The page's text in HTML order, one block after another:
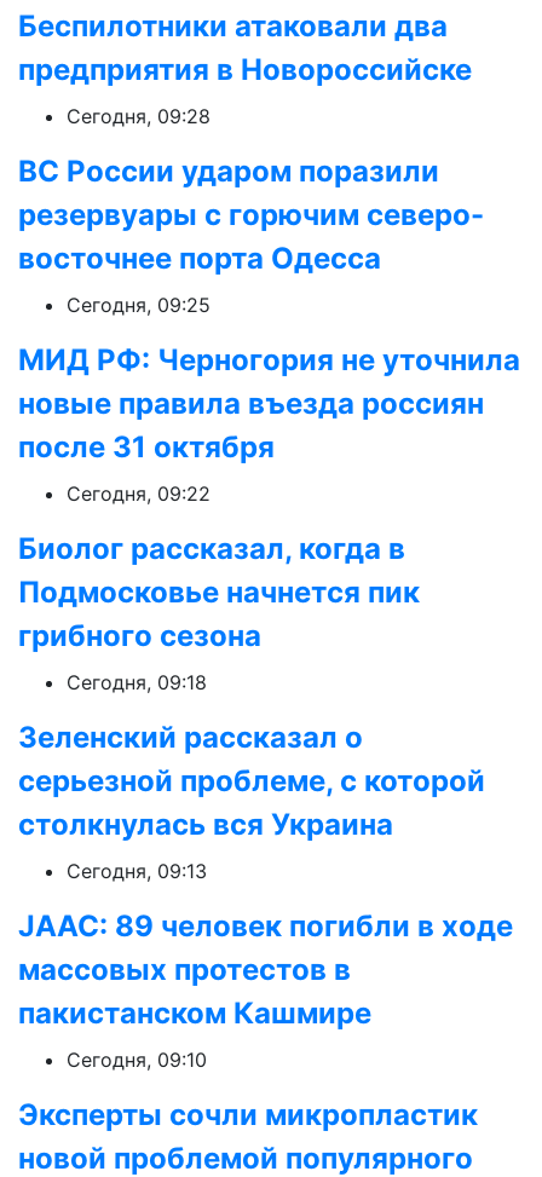
Беспилотники атаковали два
предприятия в Новороссийске
Сегодня, 09:28
ВС России ударом поразили
резервуары с горючим северо-
восточнее порта Одесса
Сегодня, 09:25
МИД РФ: Черногория не уточнила
новые правила въезда россиян
после 31 октября
Сегодня, 09:22
Биолог рассказал, когда в
Подмосковье начнется пик
грибного сезона
Сегодня, 09:18
Зеленский рассказал о
серьезной проблеме, с которой
столкнулась вся Украина
Сегодня, 09:13
JAAC: 89 человек погибли в ходе
массовых протестов в
пакистанском Кашмире
Сегодня, 09:10
Эксперты сочли микропластик
новой проблемой популярного